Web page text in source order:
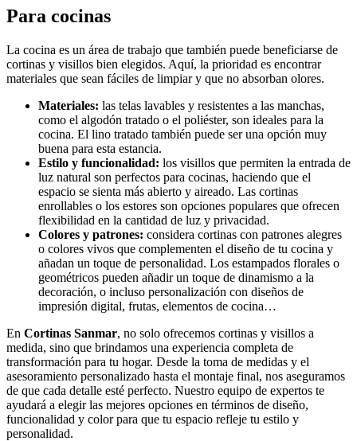
Para cocinas
La cocina es un área de trabajo que también puede beneficiarse de
cortinas y visillos bien elegidos. Aquí, la prioridad es encontrar
materiales que sean fáciles de limpiar y que no absorban olores.
Materiales: las telas lavables y resistentes a las manchas,
como el algodón tratado o el poliéster, son ideales para la
cocina. El lino tratado también puede ser una opción muy
buena para esta estancia.
Estilo y funcionalidad: los visillos que permiten la entrada de
luz natural son perfectos para cocinas, haciendo que el
espacio se sienta más abierto y aireado. Las cortinas
enrollables o los estores son opciones populares que ofrecen
flexibilidad en la cantidad de luz y privacidad.
Colores y patrones: considera cortinas con patrones alegres
o colores vivos que complementen el diseño de tu cocina y
añadan un toque de personalidad. Los estampados florales o
geométricos pueden añadir un toque de dinamismo a la
decoración, o incluso personalización con diseños de
impresión digital, frutas, elementos de cocina…
En Cortinas Sanmar, no solo ofrecemos cortinas y visillos a
medida, sino que brindamos una experiencia completa de
transformación para tu hogar. Desde la toma de medidas y el
asesoramiento personalizado hasta el montaje final, nos aseguramos
de que cada detalle esté perfecto. Nuestro equipo de expertos te
ayudará a elegir las mejores opciones en términos de diseño,
funcionalidad y color para que tu espacio refleje tu estilo y
personalidad.